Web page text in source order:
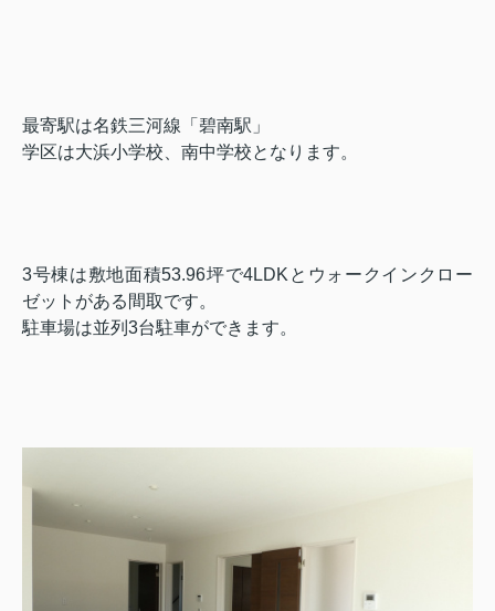
最寄駅は名鉄三河線「碧南駅」
学区は大浜小学校、南中学校となります。
3号棟は敷地面積53.96坪で4LDKとウォークインクロー
ゼットがある間取です。
駐車場は並列3台駐車ができます。